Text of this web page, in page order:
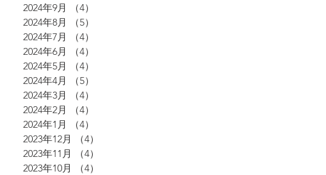
2024年9月
（4）
2024年8月
（5）
2024年7月
（4）
2024年6月
（4）
2024年5月
（4）
2024年4月
（5）
2024年3月
（4）
2024年2月
（4）
2024年1月
（4）
2023年12月
（4）
2023年11月
（4）
2023年10月
（4）